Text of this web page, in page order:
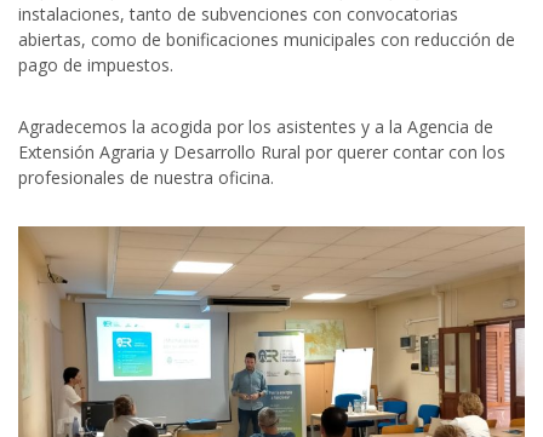
instalaciones, tanto de subvenciones con convocatorias
abiertas, como de bonificaciones municipales con reducción de
pago de impuestos.
Agradecemos la acogida por los asistentes y a la Agencia de
Extensión Agraria y Desarrollo Rural por querer contar con los
profesionales de nuestra oficina.